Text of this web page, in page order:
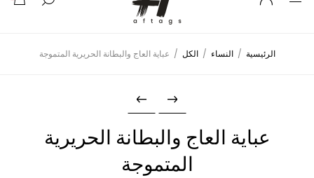
الرئيسية / النساء / الكل / عباية العاج والبطانة الحريرية المتموجة
عباية العاج والبطانة الحريرية
المتموجة